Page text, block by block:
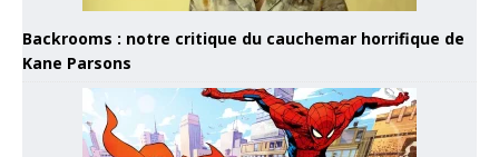
Backrooms : notre critique du cauchemar horrifique de
Kane Parsons